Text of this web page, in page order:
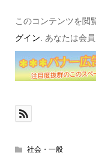
このコンテンツを閲
グイン . あなたは会
社会・一般